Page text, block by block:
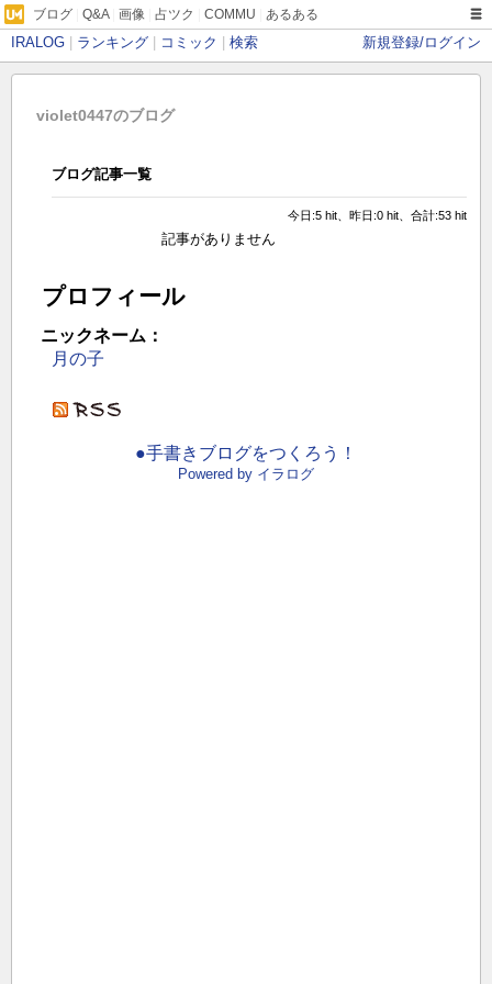
ブログ Q&A| 画像 占ツク COMMU あるある
IRALOG ランキング コミック 検索 新規登録/ログイン
violet0447のブログ
ブログ記事一覧
今日:5 hit、昨日:0 hit、合計:53 hit
記事がありません
プロフィール
ニックネーム：
月の子
●手書きブログをつくろう！
Powered by イラログ